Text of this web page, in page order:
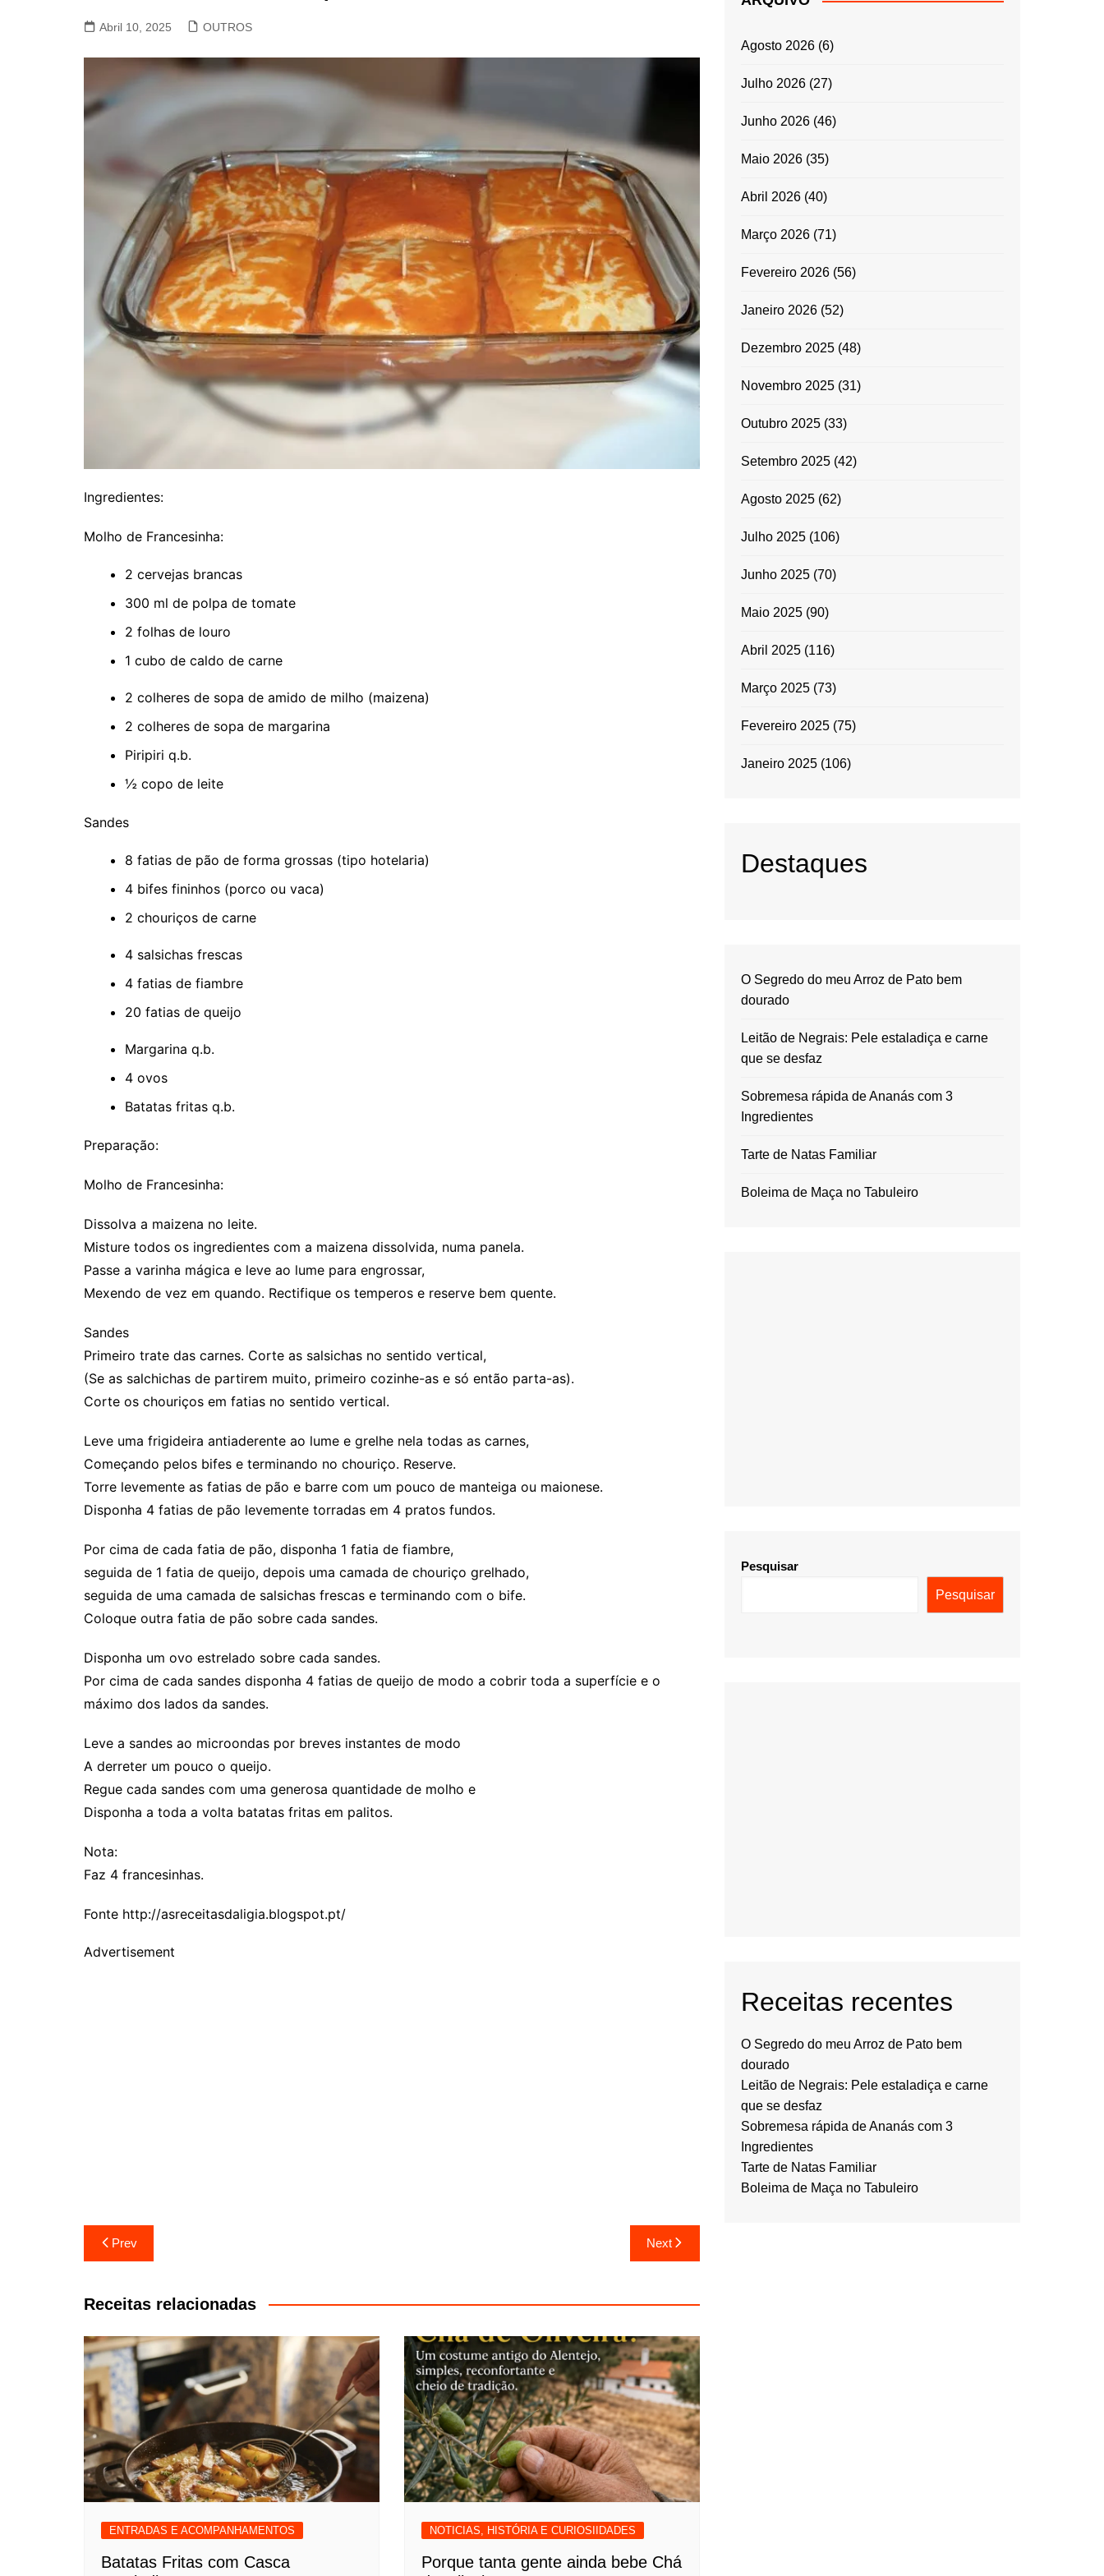
VACA, VITELA, NOVILHO
ENTRADAS E
GRATINADOS
MASSAS
TEMPEROS
MICRO-ONDAS
PORTUGUESA
Abril 10, 2025 OUTROS
Ingredientes:
Molho de Francesinha:
2 cervejas brancas
300 ml de polpa de tomate
2 folhas de louro
1 cubo de caldo de carne
2 colheres de sopa de amido de milho (maizena)
2 colheres de sopa de margarina
Piripiri q.b.
½ copo de leite
Sandes
8 fatias de pão de forma grossas (tipo hotelaria)
4 bifes fininhos (porco ou vaca)
2 chouriços de carne
4 salsichas frescas
4 fatias de fiambre
20 fatias de queijo
Margarina q.b.
4 ovos
Batatas fritas q.b.
Preparação:
Molho de Francesinha:
Dissolva a maizena no leite.
Misture todos os ingredientes com a maizena dissolvida, numa panela.
Passe a varinha mágica e leve ao lume para engrossar,
Mexendo de vez em quando. Rectifique os temperos e reserve bem quente.
Sandes
Primeiro trate das carnes. Corte as salsichas no sentido vertical,
(Se as salchichas de partirem muito, primeiro cozinhe-as e só então parta-as).
Corte os chouriços em fatias no sentido vertical.
Leve uma frigideira antiaderente ao lume e grelhe nela todas as carnes,
Começando pelos bifes e terminando no chouriço. Reserve.
Torre levemente as fatias de pão e barre com um pouco de manteiga ou maionese.
Disponha 4 fatias de pão levemente torradas em 4 pratos fundos.
Por cima de cada fatia de pão, disponha 1 fatia de fiambre,
seguida de 1 fatia de queijo, depois uma camada de chouriço grelhado,
seguida de uma camada de salsichas frescas e terminando com o bife.
Coloque outra fatia de pão sobre cada sandes.
Disponha um ovo estrelado sobre cada sandes.
Por cima de cada sandes disponha 4 fatias de queijo de modo a cobrir toda a superfície e o
máximo dos lados da sandes.
Leve a sandes ao microondas por breves instantes de modo
A derreter um pouco o queijo.
Regue cada sandes com uma generosa quantidade de molho e
Disponha a toda a volta batatas fritas em palitos.
Nota:
Faz 4 francesinhas.
Fonte http://asreceitasdaligia.blogspot.pt/
Advertisement
Navegação
de
artigos
Prev Next
Receitas relacionadas
ENTRADAS E ACOMPANHAMENTOS
Batatas Fritas com Casca
NOTICIAS, HISTÓRIA E CURIOSIIDADES
Porque tanta gente ainda bebe Chá
Agosto 2026 (6)
Julho 2026 (27)
Junho 2026 (46)
Maio 2026 (35)
Abril 2026 (40)
Março 2026 (71)
Fevereiro 2026 (56)
Janeiro 2026 (52)
Dezembro 2025 (48)
Novembro 2025 (31)
Outubro 2025 (33)
Setembro 2025 (42)
Agosto 2025 (62)
Julho 2025 (106)
Junho 2025 (70)
Maio 2025 (90)
Abril 2025 (116)
Março 2025 (73)
Fevereiro 2025 (75)
Janeiro 2025 (106)
Destaques
O Segredo do meu Arroz de Pato bem
dourado
Leitão de Negrais: Pele estaladiça e carne
que se desfaz
Sobremesa rápida de Ananás com 3
Ingredientes
Tarte de Natas Familiar
Boleima de Maça no Tabuleiro
Pesquisar
Pesquisar
Receitas recentes
O Segredo do meu Arroz de Pato bem
dourado
Leitão de Negrais: Pele estaladiça e carne
que se desfaz
Sobremesa rápida de Ananás com 3
Ingredientes
Tarte de Natas Familiar
Boleima de Maça no Tabuleiro